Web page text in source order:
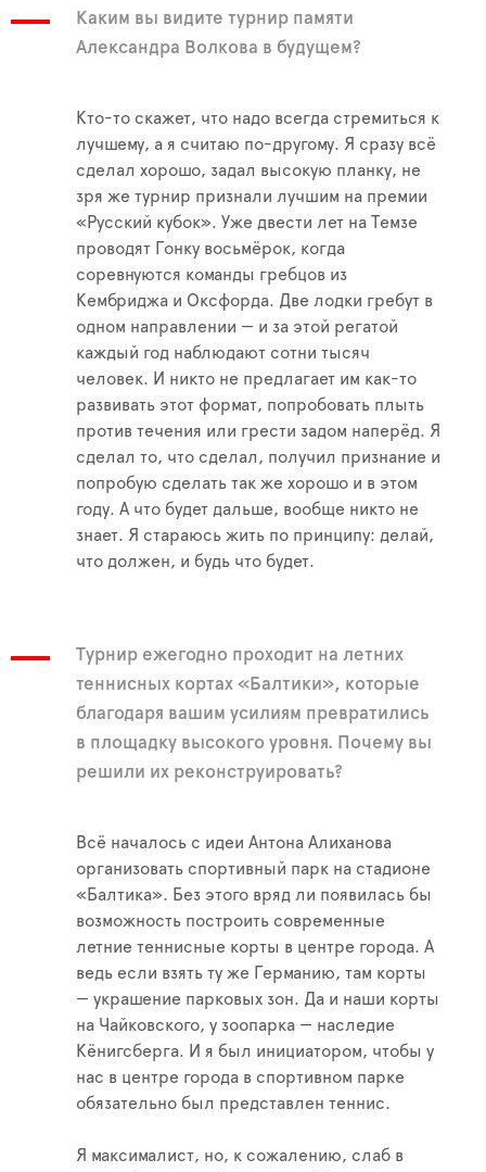
Каким вы видите турнир памяти
Александра Волкова в будущем?
Кто-то скажет, что надо всегда стремиться к
лучшему, а я считаю по-другому. Я сразу всё
сделал хорошо, задал высокую планку, не
зря же турнир признали лучшим на премии
«Русский кубок». Уже двести лет на Темзе
проводят Гонку восьмёрок, когда
соревнуются команды гребцов из
Кембриджа и Оксфорда. Две лодки гребут в
одном направлении — и за этой регатой
каждый год наблюдают сотни тысяч
человек. И никто не предлагает им как-то
развивать этот формат, попробовать плыть
против течения или грести задом наперёд. Я
сделал то, что сделал, получил признание и
попробую сделать так же хорошо и в этом
году. А что будет дальше, вообще никто не
знает. Я стараюсь жить по принципу: делай,
что должен, и будь что будет.
Турнир ежегодно проходит на летних
теннисных кортах «Балтики», которые
благодаря вашим усилиям превратились
в площадку высокого уровня. Почему вы
решили их реконструировать?
Всё началось с идеи Антона Алиханова
организовать спортивный парк на стадионе
«Балтика». Без этого вряд ли появилась бы
возможность построить современные
летние теннисные корты в центре города. А
ведь если взять ту же Германию, там корты
— украшение парковых зон. Да и наши корты
на Чайковского, у зоопарка — наследие
Кёнигсберга. И я был инициатором, чтобы у
нас в центре города в спортивном парке
обязательно был представлен теннис.
Я максималист, но, к сожалению, слаб в